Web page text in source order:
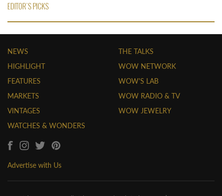
EDITOR'S PICKS
NEWS
HIGHLIGHT
FEATURES
MARKETS
VINTAGES
WATCHES & WONDERS
THE TALKS
WOW NETWORK
WOW'S LAB
WOW RADIO & TV
WOW JEWELRY
Advertise with Us